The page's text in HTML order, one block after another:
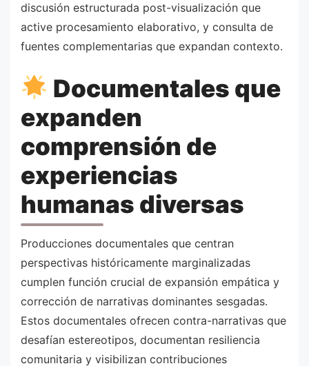
discusión estructurada post-visualización que
active procesamiento elaborativo, y consulta de
fuentes complementarias que expandan contexto.
Documentales que
expanden
comprensión de
experiencias
humanas diversas
Producciones documentales que centran
perspectivas históricamente marginalizadas
cumplen función crucial de expansión empática y
corrección de narrativas dominantes sesgadas.
Estos documentales ofrecen contra-narrativas que
desafían estereotipos, documentan resiliencia
comunitaria y visibilizan contribuciones